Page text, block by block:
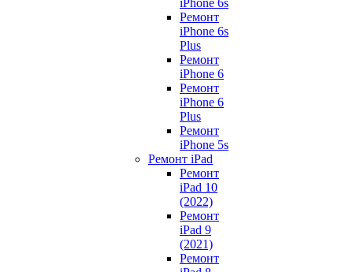
iPhone 6s
Ремонт
iPhone 6s
Plus
Ремонт
iPhone 6
Ремонт
iPhone 6
Plus
Ремонт
iPhone 5s
Ремонт iPad
Ремонт
iPad 10
(2022)
Ремонт
iPad 9
(2021)
Ремонт